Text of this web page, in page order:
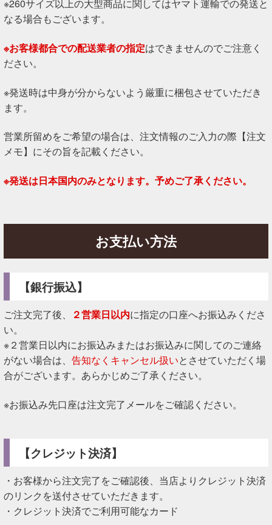
※260サイズ以上の大型商品に関してはヤマト運輸での発送と
なる場合もございます。
※お客様都合での配送業者の指定はできませんのでご注意く
ださい。
※発送時は中身が分からないよう厳重に梱包させていただき
ます。
営業所留めをご希望の場合は、注文情報のご入力の際【注文
メモ】にその旨を記載ください。
※発送は日本国内のみとなります。予めご了承ください。
お支払い方法
【銀行振込】
ご注文完了後、 ２営業日以内に指定の口座へお振込みくださ
い。
※２営業日以内にお振込みまたはお振込みに関してのご連絡
がない場合は、 告知なくキャンセル扱いとさせていただく場
合がございます。あらかじめご了承ください。
※お振込み先口座は注文完了メールをご確認ください。
【クレジット決済】
・お客様から注文完了をご確認後、当店よりクレジット決済
のリンクを送付させていただきます。
・クレジット決済でご利用可能なカード